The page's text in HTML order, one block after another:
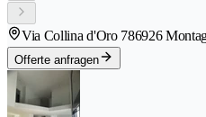
Via Collina d'Oro 786926
Offerte anfragen